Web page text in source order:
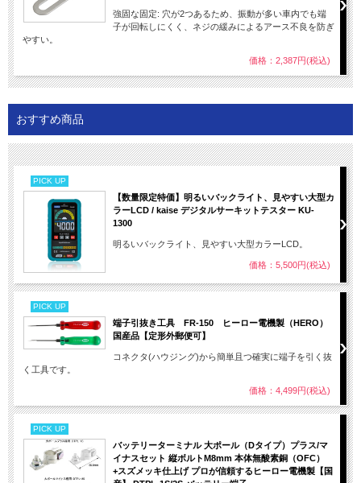
強固な固定: 穴が2つあるため、振動が多い車内でも端
子が回転しにくく、ネジの緩みによるアース不良を防ぎ
やすい。
価格：2,387円(税込)
おすすめ商品
PICK UP
【数量限定特価】明るいバックライト、見やすい大型カ
ラーLCD / kaise デジタルサーキットテスター KU-
1300
明るいバックライト、見やすい大型カラーLCD。
価格：5,500円(税込)
PICK UP
端子引抜き工具 FR-150 ヒーロー電機製（HERO）
国産品【定形外郵便可】
コネクタ(ハウジング)から簡単且つ確実に端子を引く抜
く工具です。
価格：4,499円(税込)
PICK UP
バッテリーターミナル 大ポール（Dタイプ）プラス/マ
イナスセット 縦ボルトM8mm 本体無酸素銅（OFC）
+スズメッキ仕上げ プロが信頼するヒーロー電機製【国